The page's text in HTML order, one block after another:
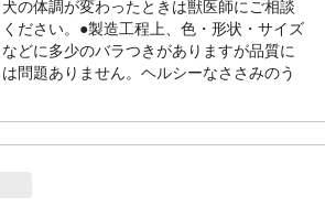
犬の体調が変わったときは獣医師にご相談
ください。●製造工程上、色・形状・サイズ
などに多少のバラつきがありますが品質に
は問題ありません。ヘルシーなささみのう
●本製品は愛犬用おやつです。主食として与